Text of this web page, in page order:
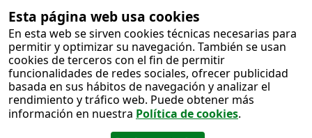
Esta página web usa cookies
En esta web se sirven cookies técnicas necesarias para
permitir y optimizar su navegación. También se usan
cookies de terceros con el fin de permitir
funcionalidades de redes sociales, ofrecer publicidad
basada en sus hábitos de navegación y analizar el
rendimiento y tráfico web. Puede obtener más
información en nuestra Política de cookies.